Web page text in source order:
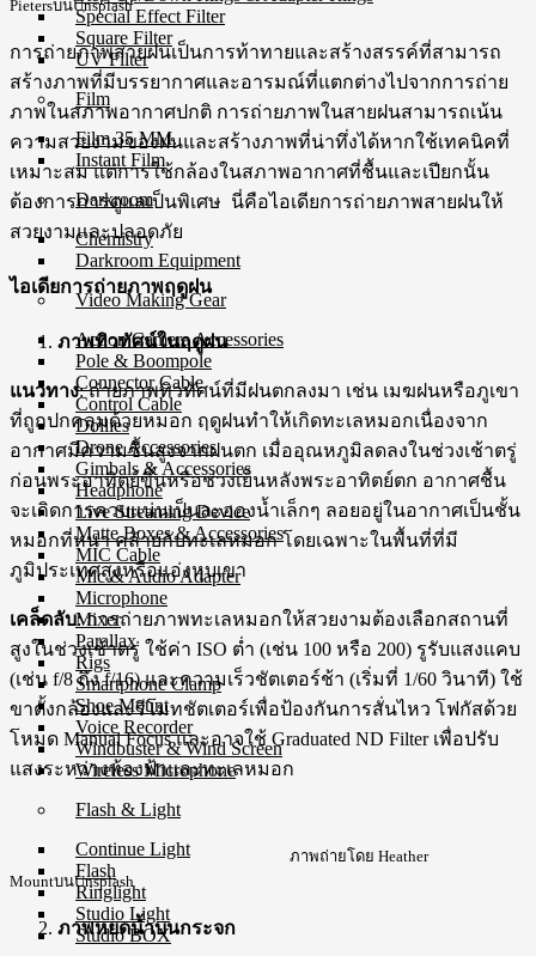
Special Effect Filter
Square Filter
UV Filter
Film
Film 35 MM.
Instant Film
Darkroom
Chemistry
Darkroom Equipment
Video Making Gear
Action Camera Accessories
Pole & Boompole
Connector Cable
Control Cable
Dollies
Drone Accessories
Gimbals & Accessories
Headphone
Live Streaming Device
Matte Boxes & Accessories
MIC Cable
Mic & Audio Adapter
Microphone
Mixer
Parallax
Rigs
Smartphone Clamp
Shoe Mount
Voice Recorder
Windbuster & Wind Screen
Wireless Microphone
Flash & Light
Continue Light
Flash
Ringlight
Studio Light
Studio BOX
PietersบนUnsplash
การถ่ายภาพสายฝนเป็นการท้าทายและสร้างสรรค์ที่สามารถ
สร้างภาพที่มีบรรยากาศและอารมณ์ที่แตกต่างไปจากการถ่าย
ภาพในสภาพอากาศปกติ การถ่ายภาพในสายฝนสามารถเน้น
ความสวยงามของฝนและสร้างภาพที่น่าทึ่งได้หากใช้เทคนิคที่
เหมาะสม แต่การใช้กล้องในสภาพอากาศที่ชื้นและเปียกนั้น
ต้องการการดูแลเป็นพิเศษ นี่คือไอเดียการถ่ายภาพสายฝนให้
สวยงามและปลอดภัย
ไอเดียการถ่ายภาพฤดูฝน
ภาพทิวทัศน์ในฤดูฝน
แนวทาง: ถ่ายภาพทิวทัศน์ที่มีฝนตกลงมา เช่น เมฆฝนหรือภูเขา
ที่ถูกปกคลุมด้วยหมอก ฤดูฝนทำให้เกิดทะเลหมอกเนื่องจาก
อากาศมีความชื้นสูงจากฝนตก เมื่ออุณหภูมิลดลงในช่วงเช้าตรู่
ก่อนพระอาทิตย์ขึ้นหรือช่วงเย็นหลังพระอาทิตย์ตก อากาศชื้น
จะเกิดการควบแน่นเป็นละอองน้ำเล็กๆ ลอยอยู่ในอากาศเป็นชั้น
หมอกที่หนา คล้ายกับทะเลหมอก โดยเฉพาะในพื้นที่ที่มี
ภูมิประเทศสูงหรือแอ่งหุบเขา
เคล็ดลับ: การถ่ายภาพทะเลหมอกให้สวยงามต้องเลือกสถานที่
สูงในช่วงเช้าตรู่ ใช้ค่า ISO ต่ำ (เช่น 100 หรือ 200) รูรับแสงแคบ
(เช่น f/8 ถึง f/16) และความเร็วชัตเตอร์ช้า (เริ่มที่ 1/60 วินาที) ใช้
ขาตั้งกล้องและรีโมทชัตเตอร์เพื่อป้องกันการสั่นไหว โฟกัสด้วย
โหมด Manual Focus และอาจใช้ Graduated ND Filter เพื่อปรับ
แสงระหว่างท้องฟ้าและทะเลหมอก
ภาพถ่ายโดย Heather
MountบนUnsplash
ภาพหยดน้ำบนกระจก